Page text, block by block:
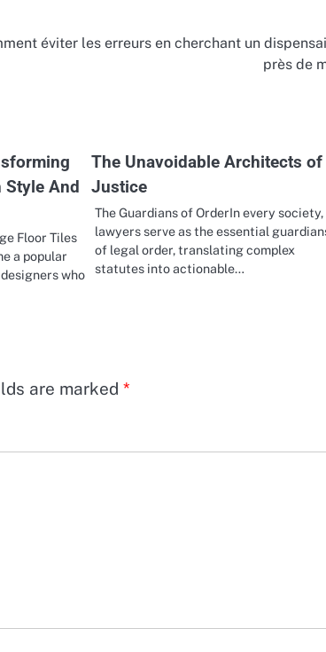
éviter les erreurs en cherchant un
près de
And
Floor Tiles
a popular
who
The Unavoidable Architects of
Justice
The Guardians of OrderIn every society,
lawyers serve as the essential
of legal order, translating complex
statutes into actionable…
are marked *